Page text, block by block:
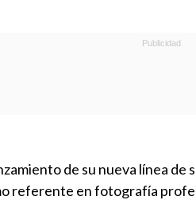
de su nueva línea de
referente en fotografía